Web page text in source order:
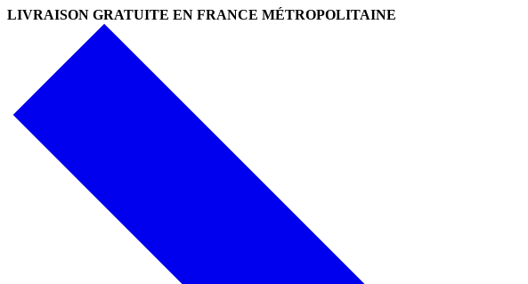
LIVRAISON GRATUITE EN FRANCE MÉTROPOLITAINE